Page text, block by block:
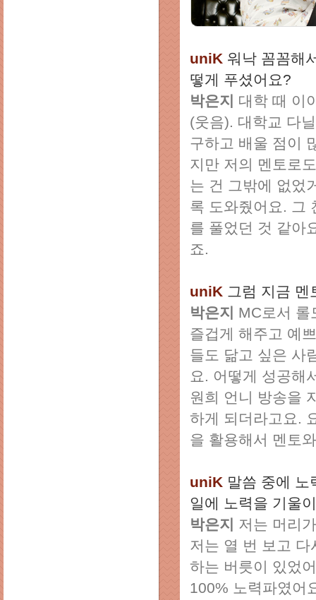
uniK 워낙 꼼꼼해
떻게 푸셨어요?
박은지 대학 때 이
(웃음). 대학교 다
구하고 배울 점이
지만 저의 멘토로
는 건 그밖에 없었
록 도와줬어요. 그
를 풀었던 것 같아
죠.
uniK 그럼 지금 멘
박은지 MC로서 롤
즐겁게 해주고 예
들도 닮고 싶은 사
요. 어떻게 성공해
원희 언니 방송을
하게 되더라고요.
을 활용해서 멘토
uniK 말씀 중에 노
일에 노력을 기울
박은지 저는 머리
저는 열 번 보고
하는 버릇이 있었
100% 노력파였어